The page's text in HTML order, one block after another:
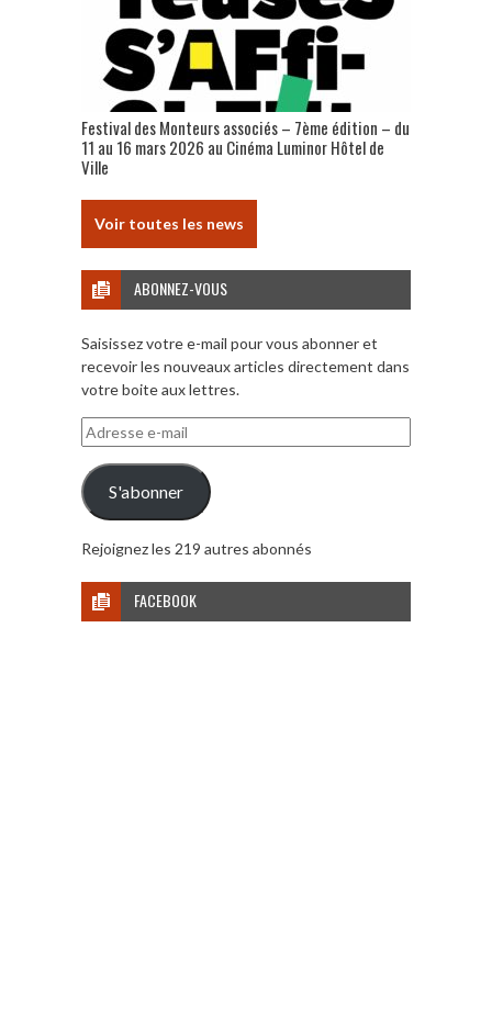
Festival des Monteurs associés – 7ème édition – du
11 au 16 mars 2026 au Cinéma Luminor Hôtel de
Ville
Voir toutes les news
ABONNEZ-VOUS
Saisissez votre e-mail pour vous abonner et
recevoir les nouveaux articles directement dans
votre boite aux lettres.
Adresse
e-
mail
S'abonner
Rejoignez les 219 autres abonnés
FACEBOOK